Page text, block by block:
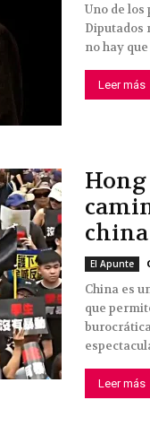
Uno de los
Diputados
no hay
Leer más
china
El Apunte
China es
que
Leer más